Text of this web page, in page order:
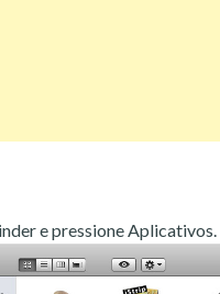
e pressione Aplicativos.